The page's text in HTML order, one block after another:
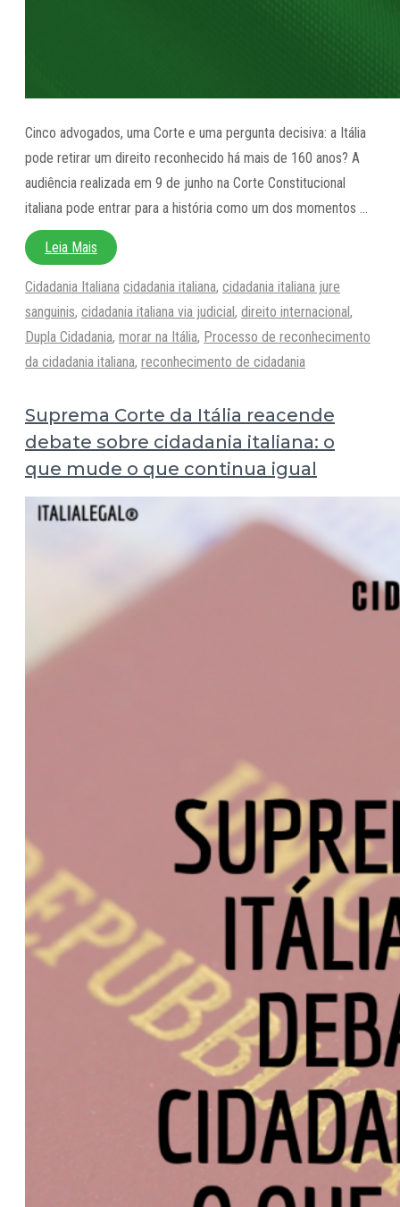
Cinco advogados, uma Corte e uma pergunta decisiva: a Itália
pode retirar um direito reconhecido há mais de 160 anos? A
audiência realizada em 9 de junho na Corte Constitucional
italiana pode entrar para a história como um dos momentos …
Leia Mais
Categorias
Cidadania Italiana Tags
cidadania italiana, cidadania italiana jure
sanguinis, cidadania italiana via judicial, direito internacional,
Dupla Cidadania, morar na Itália, Processo de reconhecimento
da cidadania italiana, reconhecimento de cidadania
Suprema Corte da Itália reacende
debate sobre cidadania italiana: o
que mude o que continua igual